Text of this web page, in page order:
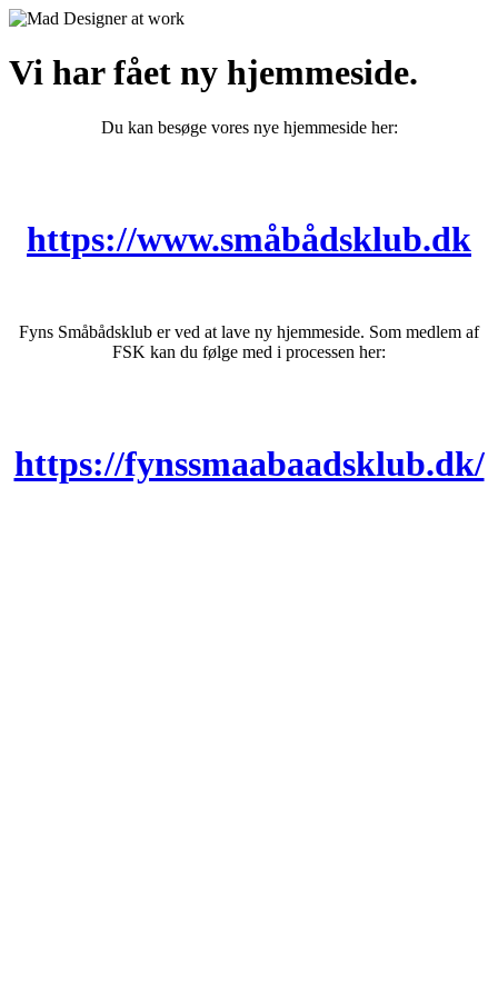
Vi har fået ny hjemmeside.
Du kan besøge vores nye hjemmeside her:
https://www.småbådsklub.dk
Fyns Småbådsklub er ved at lave ny hjemmeside. Som medlem af
FSK kan du følge med i processen her:
https://fynssmaabaadsklub.dk/